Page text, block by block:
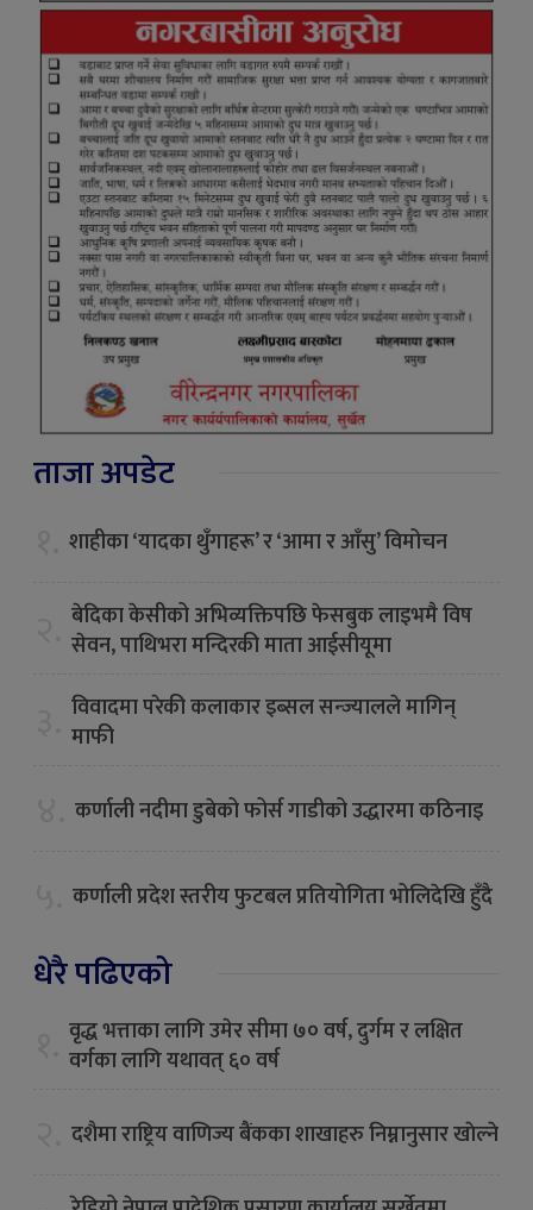
ताजा अपडेट
शाहीका ‘यादका थुँगाहरू’ र ‘आमा र आँसु’ विमोचन
बेदिका केसीको अभिव्यक्तिपछि फेसबुक लाइभमै विष
सेवन, पाथिभरा मन्दिरकी माता आईसीयूमा
विवादमा परेकी कलाकार इब्सल सन्ज्यालले मागिन्
माफी
कर्णाली नदीमा डुबेको फोर्स गाडीको उद्धारमा कठिनाइ
कर्णाली प्रदेश स्तरीय फुटबल प्रतियोगिता भोलिदेखि हुँदै
धेरै पढिएको
वृद्ध भत्ताका लागि उमेर सीमा ७० वर्ष, दुर्गम र लक्षित
वर्गका लागि यथावत् ६० वर्ष
दशैमा राष्ट्रिय वाणिज्य बैंकका शाखाहरु निम्नानुसार खाेल्ने